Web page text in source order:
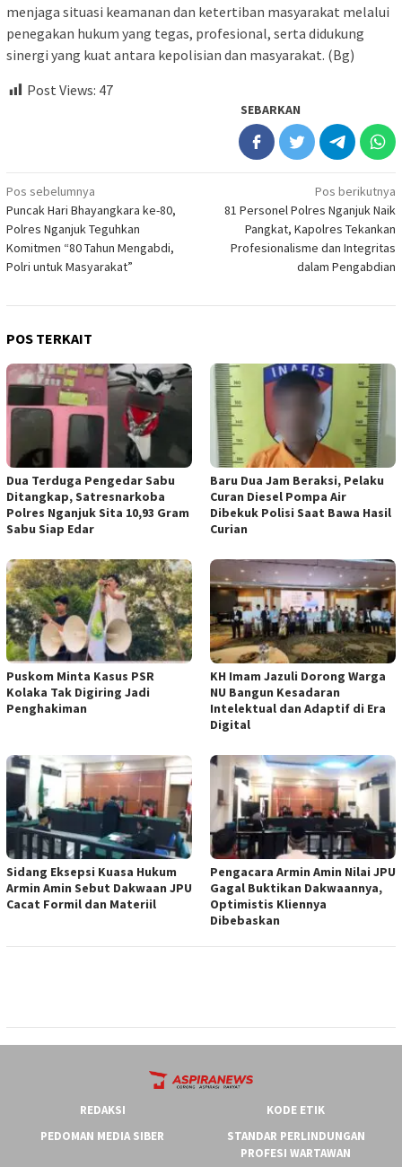
menjaga situasi keamanan dan ketertiban masyarakat melalui
penegakan hukum yang tegas, profesional, serta didukung
sinergi yang kuat antara kepolisian dan masyarakat. (Bg)
Post Views: 47
SEBARKAN
Navigasi
pos
Pos sebelumnya
Puncak Hari Bhayangkara ke-80,
Polres Nganjuk Teguhkan
Komitmen “80 Tahun Mengabdi,
Polri untuk Masyarakat”
Pos berikutnya
81 Personel Polres Nganjuk Naik
Pangkat, Kapolres Tekankan
Profesionalisme dan Integritas
dalam Pengabdian
POS TERKAIT
Dua Terduga Pengedar Sabu
Ditangkap, Satresnarkoba
Polres Nganjuk Sita 10,93 Gram
Sabu Siap Edar
Baru Dua Jam Beraksi, Pelaku
Curan Diesel Pompa Air
Dibekuk Polisi Saat Bawa Hasil
Curian
‎Puskom Minta Kasus PSR
Kolaka Tak Digiring Jadi
Penghakiman
KH Imam Jazuli Dorong Warga
NU Bangun Kesadaran
Intelektual dan Adaptif di Era
Digital
‎Sidang Eksepsi Kuasa Hukum
Armin Amin Sebut Dakwaan JPU
Cacat Formil dan Materiil
‎Pengacara Armin Amin Nilai JPU
Gagal Buktikan Dakwaannya,
Optimistis Kliennya
Dibebaskan
REDAKSI
KODE ETIK
PEDOMAN MEDIA SIBER
STANDAR PERLINDUNGAN
PROFESI WARTAWAN